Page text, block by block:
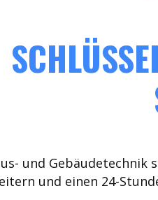
und
und einen 24-